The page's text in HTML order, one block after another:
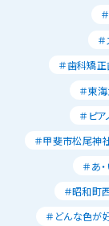
＃歯科矯
＃東
＃ピア
＃甲斐市松尾神
＃あ
＃昭和町
＃どんな色が